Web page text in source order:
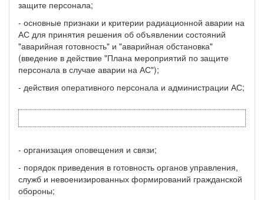
защите персонала;
- основные признаки и критерии радиационной аварии на
АС для принятия решения об объявлении состояний
"аварийная готовность" и "аварийная обстановка"
(введение в действие "Плана мероприятий по защите
персонала в случае аварии на АС");
- действия оперативного персонала и администрации АС;
- организация оповещения и связи;
- порядок приведения в готовность органов управления,
служб и невоенизированных формирований гражданской
обороны;